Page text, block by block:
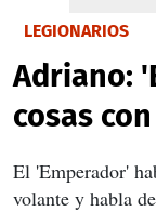
LEGIONARIOS
Adriano:
cosas
El 'Emperador'
volante y habla